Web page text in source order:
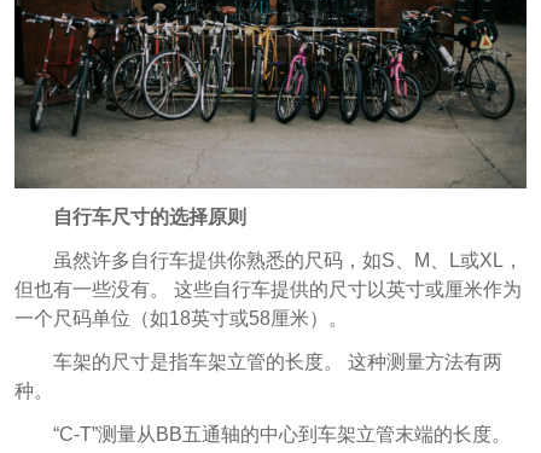
自行车尺寸的选择原则
虽然许多自行车提供你熟悉的尺码，如S、M、L或XL，
但也有一些没有。 这些自行车提供的尺寸以英寸或厘米作为
一个尺码单位（如18英寸或58厘米）。
车架的尺寸是指车架立管的长度。 这种测量方法有两
种。
“C-T”测量从BB五通轴的中心到车架立管末端的长度。